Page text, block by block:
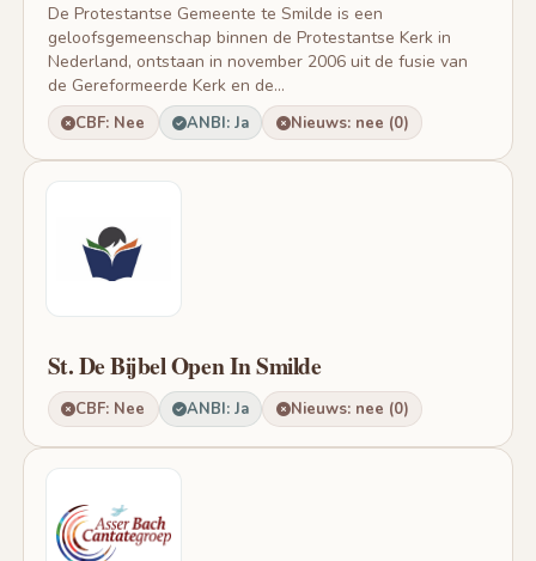
De Protestantse Gemeente te Smilde is een
geloofsgemeenschap binnen de Protestantse Kerk in
Nederland, ontstaan in november 2006 uit de fusie van
de Gereformeerde Kerk en de...
CBF: Nee ANBI: Ja Nieuws: nee (0)
St. De Bijbel Open In Smilde
CBF: Nee ANBI: Ja Nieuws: nee (0)